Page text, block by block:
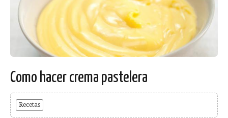
Como hacer crema pastelera
Recetas